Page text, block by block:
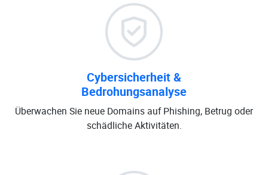
Cybersicherheit &
Bedrohungsanalyse
Überwachen Sie neue Domains auf Phishing, Betrug oder
schädliche Aktivitäten.